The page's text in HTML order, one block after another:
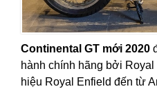
Continental GT mới 2020
hành chính hãng bởi
hiệu Royal Enfield đến từ